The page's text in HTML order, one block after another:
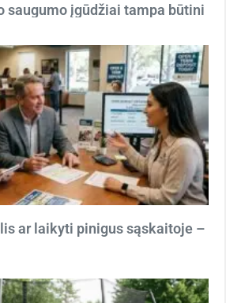
saugumo įgūdžiai tampa būtini
ar laikyti pinigus sąskaitoje –